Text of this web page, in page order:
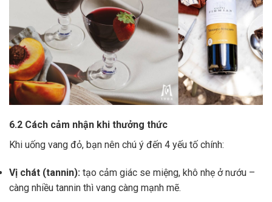
6.2 Cách cảm nhận khi thưởng thức
Khi uống vang đỏ, bạn nên chú ý đến 4 yếu tố chính:
Vị chát (tannin): tạo cảm giác se miệng, khô nhẹ ở nướu –
càng nhiều tannin thì vang càng mạnh mẽ.